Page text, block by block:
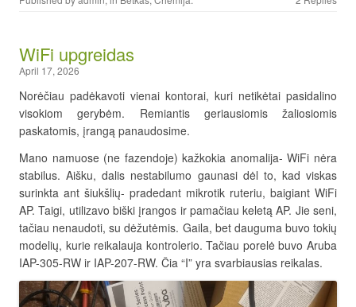
WiFi upgreidas
April 17, 2026
Norėčiau padėkavoti vienai kontorai, kuri netikėtai pasidalino
visokiom gerybėm. Remiantis geriausiomis žaliosiomis
paskatomis, įrangą panaudosime.
Mano namuose (ne fazendoje) kažkokia anomalija- WiFi nėra
stabilus. Aišku, dalis nestabilumo gaunasi dėl to, kad viskas
surinkta ant šiukšlių- pradedant mikrotik ruteriu, baigiant WiFi
AP. Taigi, utilizavo biški įrangos ir pamačiau keletą AP. Jie seni,
tačiau nenaudoti, su dėžutėmis. Gaila, bet dauguma buvo tokių
modelių, kurie reikalauja kontrolerio. Tačiau porelė buvo Aruba
IAP-305-RW ir IAP-207-RW. Čia “I” yra svarbiausias reikalas.